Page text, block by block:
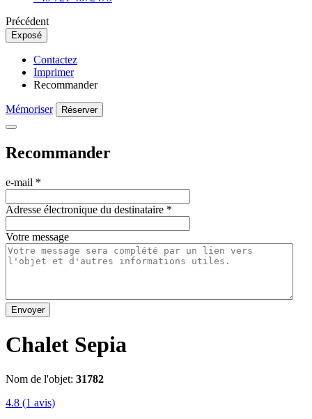
Précédent
Exposé
Contactez
Imprimer
Recommander
Mémoriser Réserver
Recommander
e-mail *
Adresse électronique du destinataire *
Votre message
Envoyer
Chalet Sepia
Nom de l'objet: 31782
4.8 (1 avis)